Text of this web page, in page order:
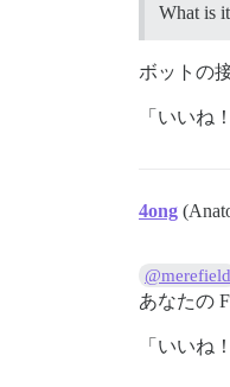
What is
ボットの
「いいね
4ong
@merefield
あなたの
「いいね